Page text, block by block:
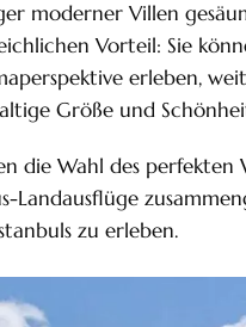
moderner Villen
Vorteil: Sie
erleben,
Größe und
die Wahl des perfekten
Landausflüge
zu erleben.